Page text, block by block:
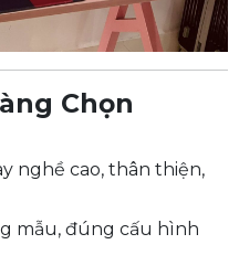
Chọn
nghề cao, thân thiện,
mẫu, đúng cấu hình